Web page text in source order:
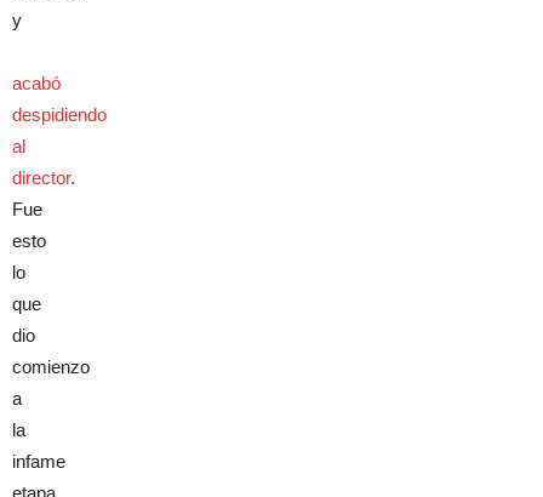
y
acabó
despidiendo
al
director.
Fue
esto
lo
que
dio
comienzo
a
la
infame
etapa